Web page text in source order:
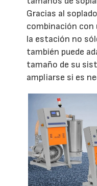
Gracias al
combinación
la estación no
también puede
tamaño de su
ampliarse si es